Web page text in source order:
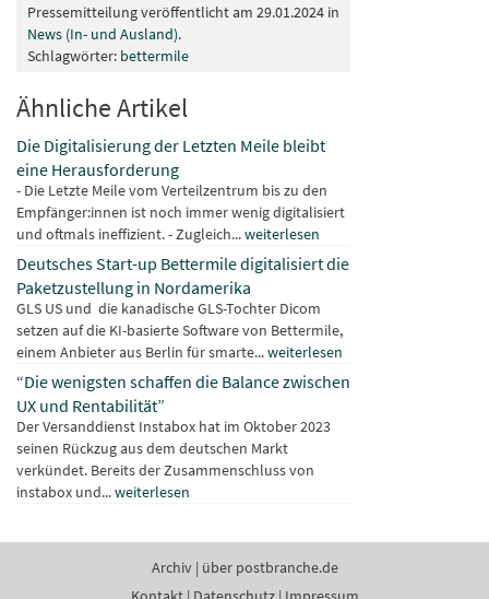
Pressemitteilung veröffentlicht am 29.01.2024 in
News (In- und Ausland).
Schlagwörter: bettermile
Ähnliche Artikel
Die Digitalisierung der Letzten Meile bleibt
eine Herausforderung
- Die Letzte Meile vom Verteilzentrum bis zu den
Empfänger:innen ist noch immer wenig digitalisiert
und oftmals ineffizient. - Zugleich...weiterlesen
Deutsches Start-up Bettermile digitalisiert die
Paketzustellung in Nordamerika
GLS US und die kanadische GLS-Tochter Dicom
setzen auf die KI-basierte Software von Bettermile,
einem Anbieter aus Berlin für smarte...weiterlesen
“Die wenigsten schaffen die Balance zwischen
UX und Rentabilität”
Der Versanddienst Instabox hat im Oktober 2023
seinen Rückzug aus dem deutschen Markt
verkündet. Bereits der Zusammenschluss von
instabox und...weiterlesen
Archiv| über postbranche.de